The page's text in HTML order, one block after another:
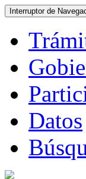
Interruptor de
Datos